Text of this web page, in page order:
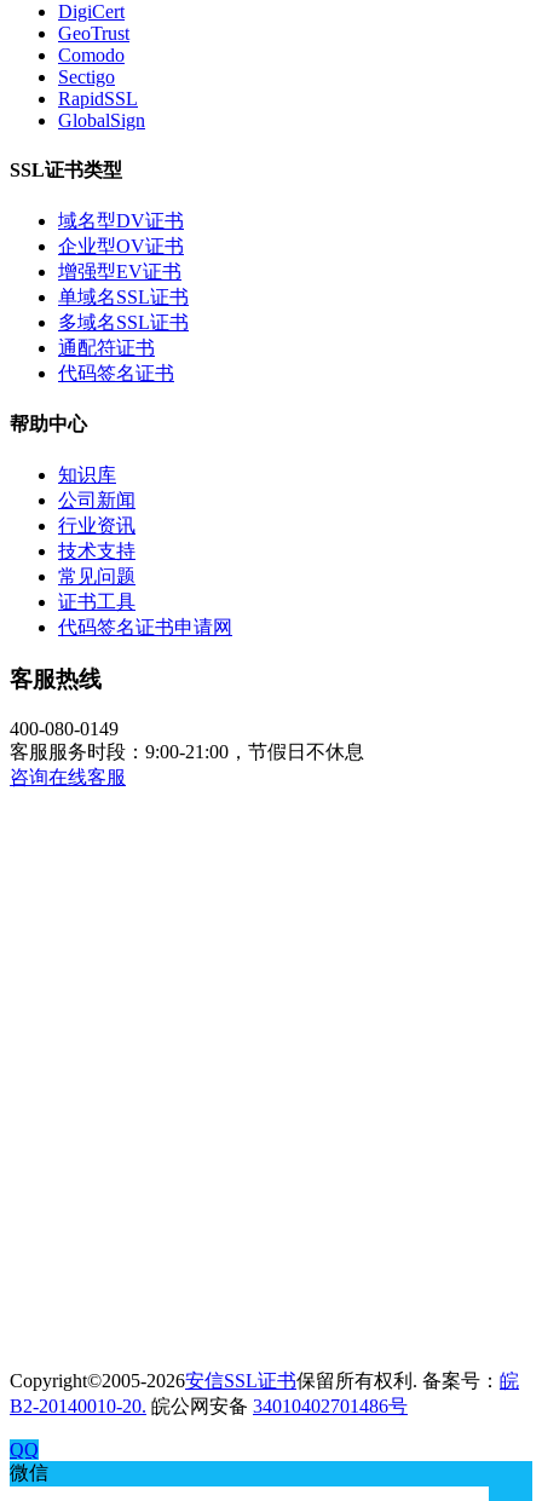
DigiCert
GeoTrust
Comodo
Sectigo
RapidSSL
GlobalSign
SSL证书类型
域名型DV证书
企业型OV证书
增强型EV证书
单域名SSL证书
多域名SSL证书
通配符证书
代码签名证书
帮助中心
知识库
公司新闻
行业资讯
技术支持
常见问题
证书工具
代码签名证书申请网
客服热线
400-080-0149
客服服务时段：9:00-21:00，节假日不休息
咨询在线客服
Copyright©2005-2026安信SSL证书保留所有权利. 备案号： 皖
B2-20140010-20. 皖公网安备 34010402701486号
QQ
微信